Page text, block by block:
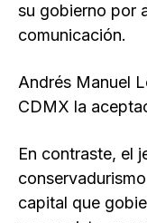
su gobierno por
comunicación.
Andrés Manuel
CDMX la
En contraste, el
capital que